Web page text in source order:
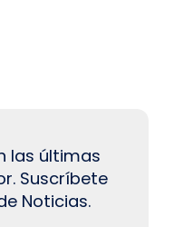
las últimas
Suscríbete
Noticias.